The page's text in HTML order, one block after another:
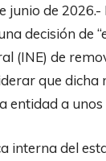
junio de
decisión de
(INE) de
que
entidad a
interna del